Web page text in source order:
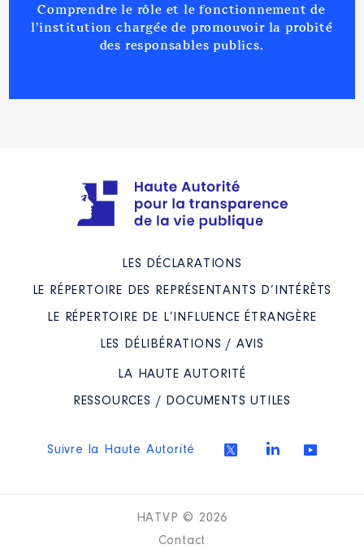
Comprendre le rôle et le fonctionnement de
l’institution chargée de promouvoir la probité
des responsables publics.
LES DÉCLARATIONS
LE RÉPERTOIRE DES REPRÉSENTANTS D’INTÉRÊTS
LE RÉPERTOIRE DE L’INFLUENCE ÉTRANGÈRE
LES DÉLIBÉRATIONS / AVIS
LA HAUTE AUTORITÉ
RESSOURCES / DOCUMENTS UTILES
Suivre la Haute Autorité
HATVP © 2026
Contact